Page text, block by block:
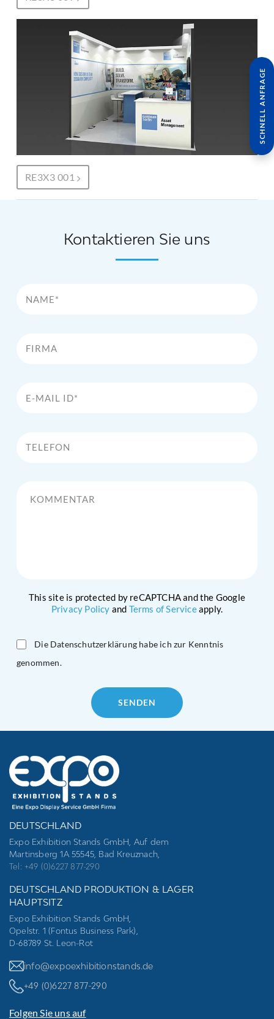
RE3X3 001
SCHNELL ANFRAGE
Kontaktieren Sie uns
This site is protected by reCAPTCHA and the Google
Privacy Policy and Terms of Serviceapply.
Die Datenschutzerklärung habe ich zur Kenntnis
genommen.
empty.
DEUTSCHLAND
Expo Exhibition Stands GmbH, Auf dem
Martinsberg 1A 55545, Bad Kreuznach,
Tel: +49 (0)6227 877-290
DEUTSCHLAND PRODUKTION & LAGER
HAUPTSITZ
Expo Exhibition Stands GmbH,
Opelstr. 1 (Fontus Business Park),
D-68789 St. Leon-Rot
info@expoexhibitionstands.de
+49 (0)6227 877-290
Folgen Sie uns auf